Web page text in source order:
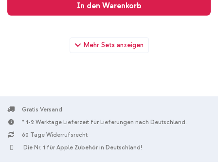
Mehr Sets anzeigen
In den Warenkorb
imoshion Kabellose Kinderkopfhörer Unicorn LED Light -
Dezibelbegrenzer - Mit AUX-Kabel - Pink / Hot Pink + Lightning
Kostenloser Versand
Gratis Versand
* 1-2 Werktage Lieferzeit für Lieferungen nach Deutschland.
60 Tage Widerrufsrecht
Die Nr. 1 für Apple Zubehör in Deutschland!